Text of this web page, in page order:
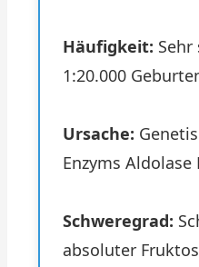
Häufigkeit:
1:20.000
Ursache:
Enzyms
Schweregrad:
absoluter